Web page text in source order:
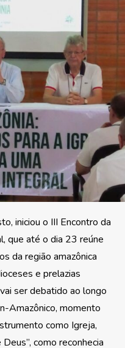
iniciou o III Encontro da
que até o dia 23 reúne
da região amazônica
e prelazias
ser debatido ao longo
Amazônico, momento
como Igreja,
como reconhecia